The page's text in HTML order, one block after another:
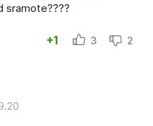
sramote????
+1 3 2